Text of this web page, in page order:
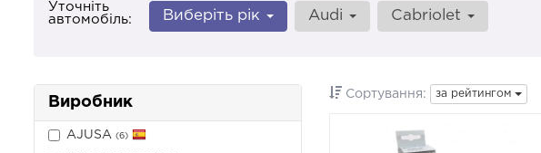
Уточніть
автомобіль:
Виберіть рік Audi Cabriolet
Виробник
AJUSA (6)
Сортування: за рейтингом